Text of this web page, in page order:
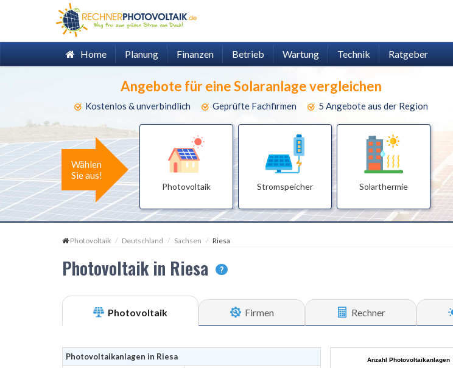
Home Planung Finanzen Betrieb Wartung Technik Ratgeber
Angebote für eine Solaranlage vergleichen
Kostenlos & unverbindlich Geprüfte Fachfirmen 5 Angebote aus der Region
Wählen
Sie aus!
Photovoltaik Stromspeicher Solarthermie
Photovoltaik Deutschland Sachsen Riesa
Photovoltaik in Riesa ?
Photovoltaik Firmen Rechner
Photovoltaikanlagen in Riesa
Anzahl Photovoltaikanlagen